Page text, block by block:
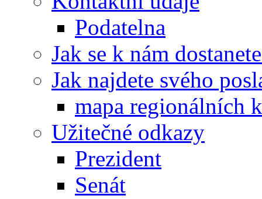
Podatelna
Jak se k nám
Jak najdete svého
mapa regionálních
Užitečné odkazy
Prezident
Senát